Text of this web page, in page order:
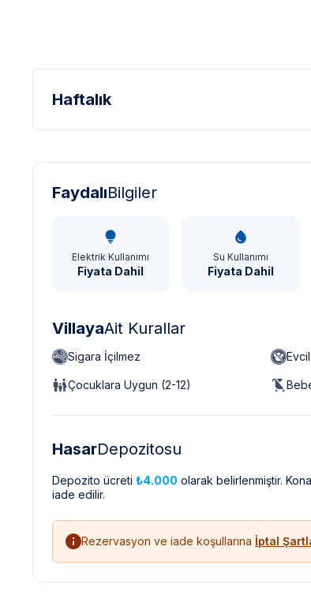
Haftalık
FaydalıBilgiler
Elektrik Kullanımı
Fiyata Dahil
Su Kullanımı
Fiyata Dahil
VillayaAit Kurallar
Sigara İçilmez
Çocuklara Uygun (2-12)
HasarDepozitosu
Depozito ücreti ₺4.000 olarak belirlenmiştir.
iade edilir.
Rezervasyon ve iade koşullarına İptal